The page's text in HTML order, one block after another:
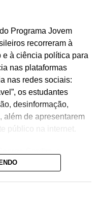
Programa Jovem
recorreram à
e à ciência política para
nas plataformas
nas redes sociais:
os estudantes
desinformação,
além de apresentarem
público na internet.
a refletirem